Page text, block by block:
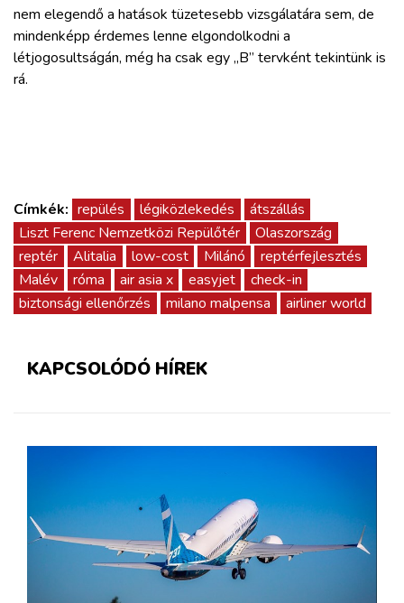
nem elegendő a hatások tüzetesebb vizsgálatára sem, de
mindenképp érdemes lenne elgondolkodni a
létjogosultságán, még ha csak egy „B” tervként tekintünk is
rá.
Címkék: repülés légiközlekedés
átszállás
Liszt Ferenc Nemzetközi Repülőtér
Olaszország
reptér
Alitalia low-cost Milánó
reptérfejlesztés
Malév
róma air asia x easyjet
check-in
biztonsági ellenőrzés
milano malpensa airliner world
KAPCSOLÓDÓ HÍREK